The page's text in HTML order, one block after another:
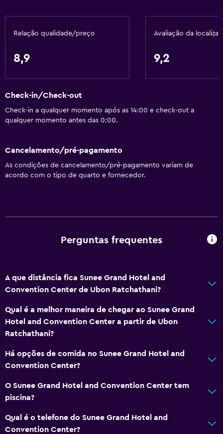
Relação qualidade/preço
8,9
Avaliação da
9,2
Check-in/Check-out
Check-in a qualquer momento após as 14:00 e check-out a
qualquer momento antes das 0:00.
Cancelamento/pré-pagamento
As condições de cancelamento/pré-pagamento variam de
acordo com o tipo de quarto e fornecedor.
Perguntas frequentes
A que distância fica Sunee Grand Hotel and
Convention Center de Ubon Ratchathani?
Qual é a melhor maneira de chegar ao Sunee Grand
Hotel and Convention Center a partir de Ubon
Ratchathani?
Há opções de comida no Sunee Grand Hotel and
Convention Center?
O Sunee Grand Hotel and Convention Center tem
piscina?
Qual é o telefone do Sunee Grand Hotel and
Convention Center?